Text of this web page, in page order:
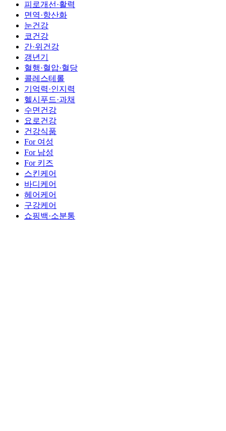
피로개선·활력
면역·항산화
눈건강
코건강
간·위건강
갱년기
혈행·혈압·혈당
콜레스테롤
기억력·인지력
헬시푸드·과채
수면건강
요로건강
건강식품
For 여성
For 남성
For 키즈
스킨케어
바디케어
헤어케어
구강케어
쇼핑백·소분통